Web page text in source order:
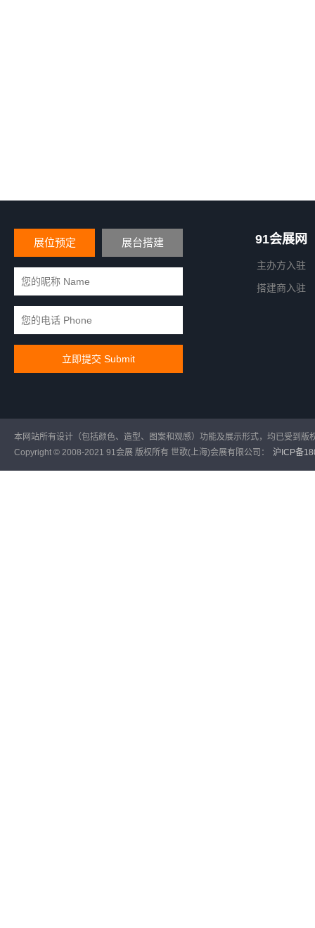
展位预定 展台搭建 91会展网
主办方入驻
搭建商入驻
本网站所有设计（包括颜色、造型、图案和观感）功能及展示形式，均已受到
Copyright © 2008-2021 91会展 版权所有 世歌(上海)会展有限公司：
沪ICP备